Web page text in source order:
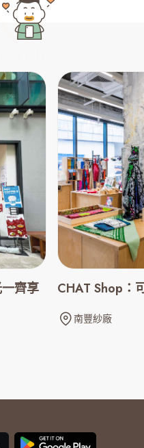
齊享
CHAT Shop：
南豐紗廠